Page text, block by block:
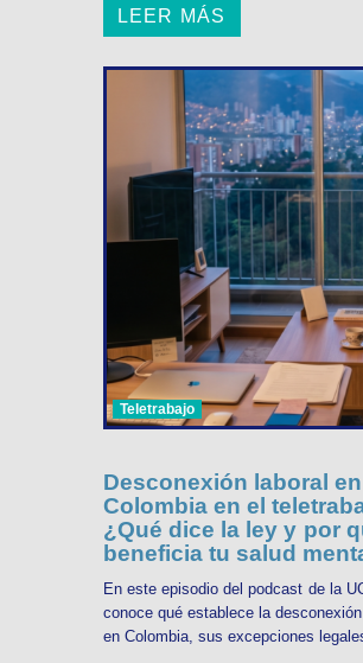
LEER MÁS
Teletrabajo
Desconexión laboral en
Colombia en el
¿Qué dice la ley y por
beneficia tu salud
En este episodio del podcast de la
conoce qué establece la
en Colombia, sus excepciones